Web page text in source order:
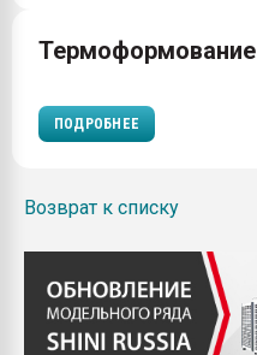
Термоформование
ПОДРОБНЕЕ
Возврат к списку